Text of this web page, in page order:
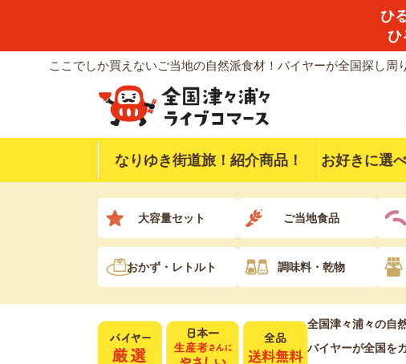
ひ
ひ
ここでしか買えないご当地の自然派食材！バイヤーが全国探し
なりゆき街道旅！紹介商品！ お好きに選
大容量セット ご当地食品
おかず・レトルト 調味料・乾物
全国津々浦々の自
バイヤーが全国を